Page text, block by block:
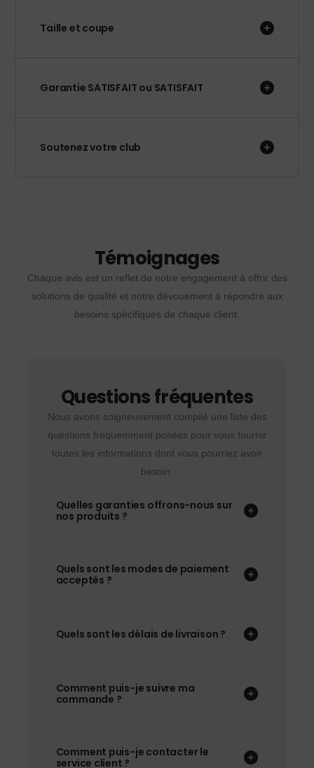
Taille et coupe
Garantie SATISFAIT ou SATISFAIT
Soutenez votre club
Témoignages
Chaque avis est un reflet de notre engagement à offrir des
solutions de qualité et notre dévouement à répondre aux
besoins spécifiques de chaque client.
Questions fréquentes
Nous avons soigneusement compilé une liste des
questions fréquemment posées pour vous fournir
toutes les informations dont vous pourriez avoir
besoin.
Quelles garanties offrons-nous sur
nos produits ?
Quels sont les modes de paiement
acceptés ?
Quels sont les délais de livraison ?
Comment puis-je suivre ma
commande ?
Comment puis-je contacter le
service client ?